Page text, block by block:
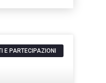
E PARTECIPAZIONI